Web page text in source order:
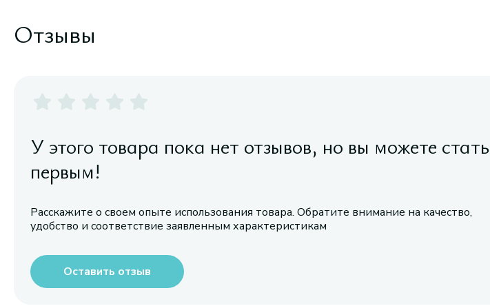
Отзывы
У этого товара пока нет отзывов, но вы можете стать
первым!
Расскажите о своем опыте использования товара. Обратите внимание на качество,
удобство и соответствие заявленным характеристикам
Оставить отзыв